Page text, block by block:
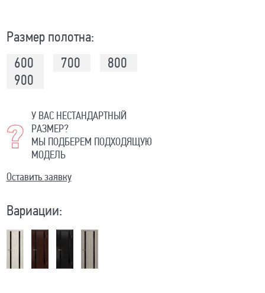
Размер полотна:
600
700
800
900
У ВАС НЕСТАНДАРТНЫЙ
РАЗМЕР?
МЫ ПОДБЕРЕМ ПОДХОДЯЩУЮ
МОДЕЛЬ
Оставить заявку
Вариации: